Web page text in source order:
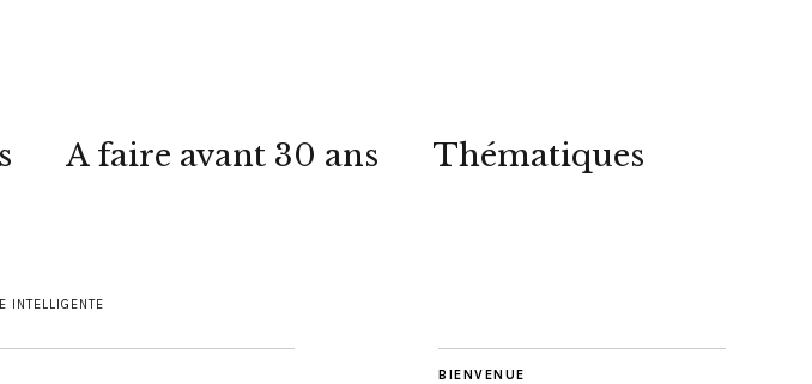
A faire avant 30 ans Thématiques
INTELLIGENTE
BIENVENUE